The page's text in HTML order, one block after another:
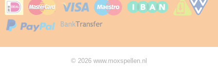
© 2026 www.moxspellen.nl